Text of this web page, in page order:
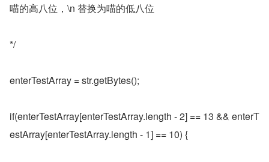
喵的高八位，\n 替换为喵的低八位
*/
enterTestArray = str.getBytes();
if(enterTestArray[enterTestArray.length - 2] == 13 && enterT
estArray[enterTestArray.length - 1] == 10) {